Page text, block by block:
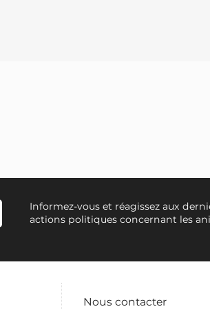
Informez-vous et réagissez aux
actions politiques concernant les
Nous contacter